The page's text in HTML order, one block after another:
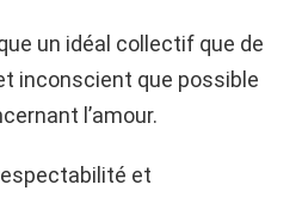
un idéal collectif que de
inconscient que possible
l’amour.
et